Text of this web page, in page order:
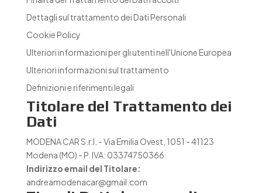
Dettagli sul trattamento dei Dati Personali
Cookie Policy
Ulteriori informazioni per gli utenti nell'Unione Europea
Ulteriori informazioni sul trattamento
Definizioni e riferimenti legali
Titolare del Trattamento dei
Dati
MODENA CAR S.r.l. - Via Emilia Ovest, 1051 - 41123
Modena (MO) - P. IVA: 03374750366
Indirizzo email del Titolare:
andreamodenacar@gmail.com